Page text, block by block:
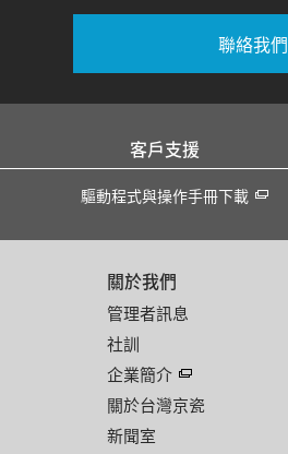
聯絡我們
客戶支援
驅動程式與操作手冊下載
關於我們
管理者訊息
社訓
企業簡介
關於台灣京瓷
新聞室